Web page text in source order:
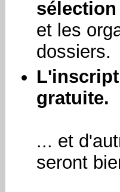
sélection
et les
dossiers.
gratuite.
... et
seront